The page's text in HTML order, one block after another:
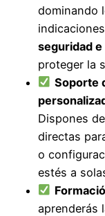
dominando
seguridad e
proteger la
Soporte
Dispones
directas
o
estés a
aprenderás